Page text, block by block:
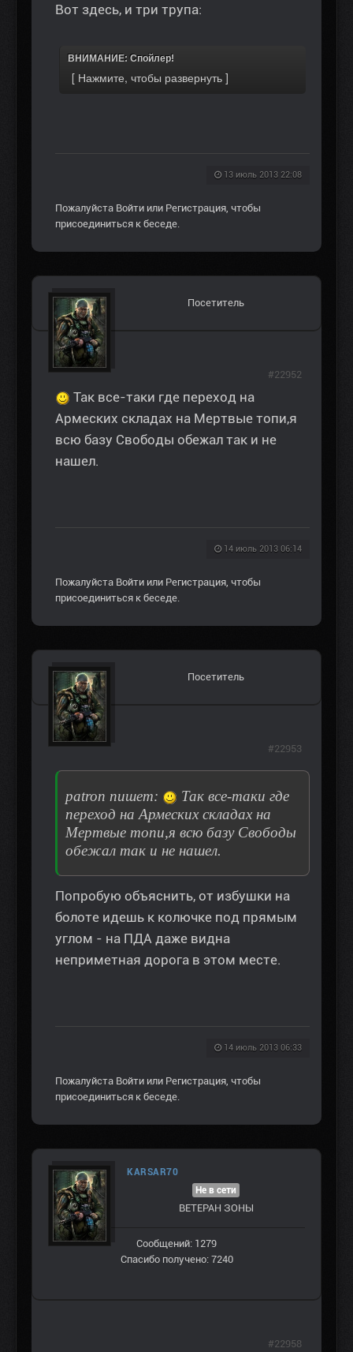
Вот здесь, и три трупа:
ВНИМАНИЕ: Спойлер!
13 июль 2013 22:08
Пожалуйста Войти или Регистрация , чтобы
присоединиться к беседе.
Посетитель
Так все-таки где переход на
Армеских складах на Мертвые топи,я
всю базу Свободы обежал так и не
нашел.
14 июль 2013 06:14
#22952
Пожалуйста Войти или Регистрация , чтобы
присоединиться к беседе.
Посетитель
patron пишет:
Так все-таки где
переход на Армеских складах на
Мертвые топи,я всю базу Свободы
обежал так и не нашел.
Попробую объяснить, от избушки на
болоте идешь к колючке под прямым
углом - на ПДА даже видна
неприметная дорога в этом месте.
14 июль 2013 06:33
#22953
Пожалуйста Войти или Регистрация, чтобы
присоединиться к беседе.
KARSAR70
Не в сети
ВЕТЕРАН ЗOНЫ
Сообщений: 1279
Спасибо получено: 7240
#22958